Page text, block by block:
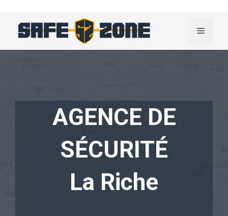
Menu
AGENCE DE
SÉCURITÉ
La Riche